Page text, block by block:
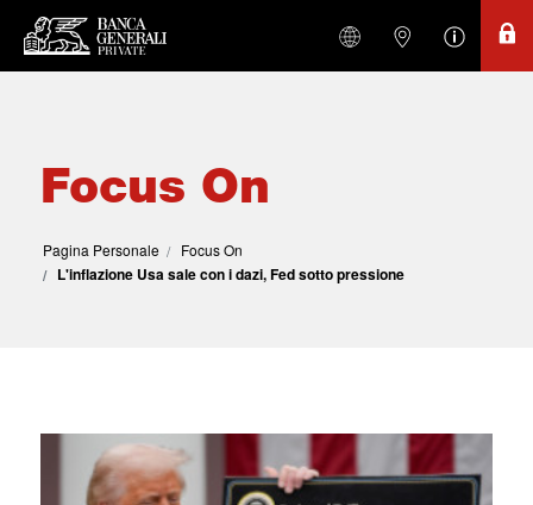
Focus On
Pagina Personale Focus On
L'inflazione Usa sale con i dazi, Fed sotto pressione